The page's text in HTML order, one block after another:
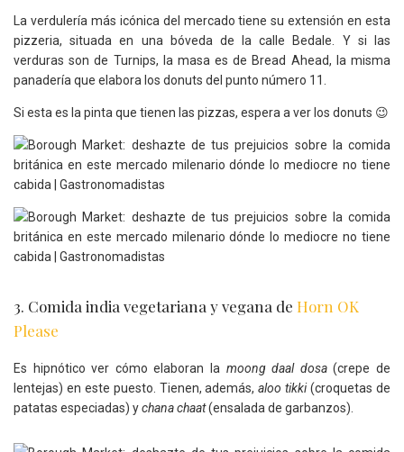
La verdulería más icónica del mercado tiene su extensión en esta
pizzeria, situada en una bóveda de la calle Bedale. Y si las
verduras son de Turnips, la masa es de Bread Ahead, la misma
panadería que elabora los donuts del punto número 11.
Si esta es la pinta que tienen las pizzas, espera a ver los donuts 😉
3. Comida india vegetariana y vegana de Horn OK
Please
Es hipnótico ver cómo elaboran la moong daal dosa(crepe de
lentejas) en este puesto. Tienen, además,aloo tikki(croquetas de
patatas especiadas) ychana chaat(ensalada de garbanzos).